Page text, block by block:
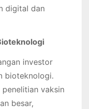
digital dan
investor
bioteknologi.
vaksin
besar,